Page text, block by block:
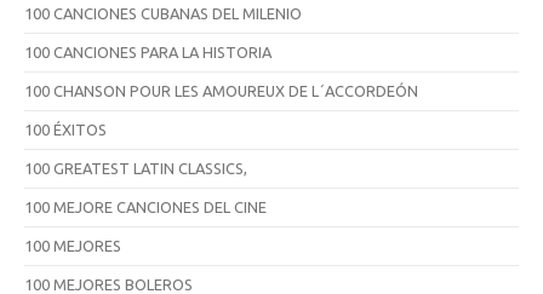
100 CANCIONES CUBANAS DEL MILENIO
100 CANCIONES PARA LA HISTORIA
100 CHANSON POUR LES AMOUREUX DE L´ACCORDEÓN
100 ÉXITOS
100 GREATEST LATIN CLASSICS,
100 MEJORE CANCIONES DEL CINE
100 MEJORES
100 MEJORES BOLEROS